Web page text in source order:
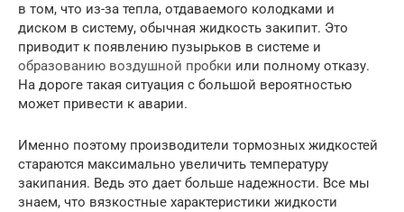
в том, что из-за тепла, отдаваемого колодками и
диском в систему, обычная жидкость закипит. Это
приводит к появлению пузырьков в системе и
образованию воздушной пробки или полному отказу.
На дороге такая ситуация с большой вероятностью
может привести к аварии.
Именно поэтому производители тормозных жидкостей
стараются максимально увеличить температуру
закипания. Ведь это дает больше надежности. Все мы
знаем, что вязкостные характеристики жидкости